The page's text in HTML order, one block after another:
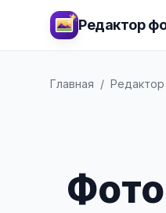
Редактор
Главная /